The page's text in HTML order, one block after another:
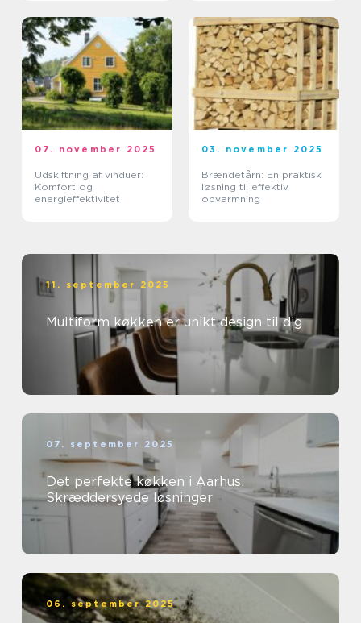
07. november 2025
Udskiftning af vinduer:
Komfort og
energieffektivitet
03. november 2025
Brændetårn: En praktisk
løsning til effektiv
opvarmning
11. september 2025
Multiform køkken er unikt design til dig
07. september 2025
Det perfekte køkken i Aarhus:
Skræddersyede løsninger
06. september 2025